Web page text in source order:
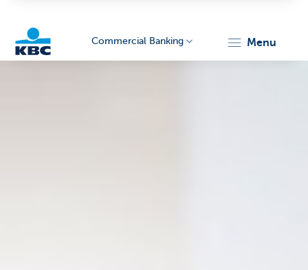
Commercial Banking menu